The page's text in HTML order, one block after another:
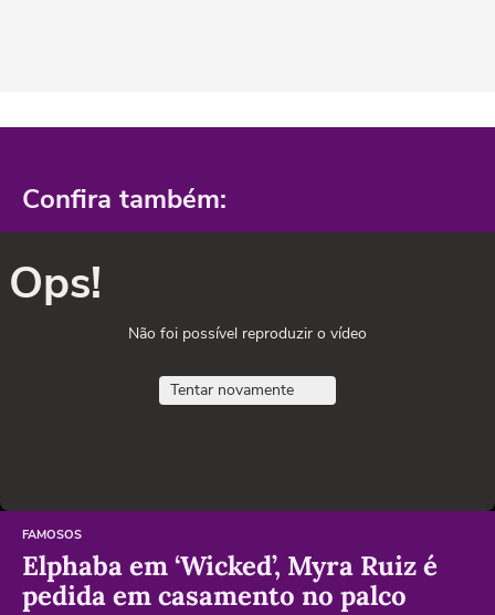
Confira também:
Ops!
Não foi possível reproduzir o vídeo
Tentar novamente
FAMOSOS
Elphaba em ‘Wicked’, Myra Ruiz é
pedida em casamento no palco